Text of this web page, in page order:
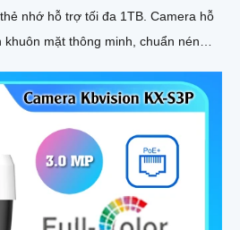
hỗ trợ tối đa 1TB. Camera hỗ
mặt thông minh, chuẩn nén
tính năng quản lý chỗ đỗ xe hiệu quả